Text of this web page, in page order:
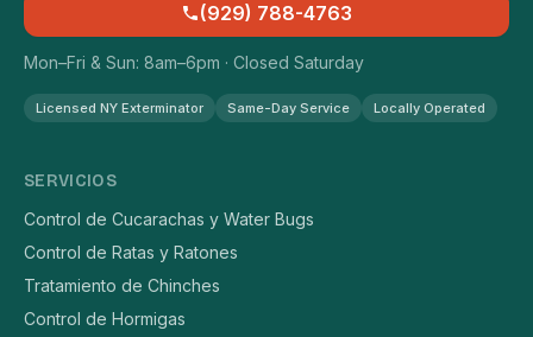
(929) 788-4763
Mon–Fri & Sun: 8am–6pm · Closed Saturday
Licensed NY Exterminator Same-Day Service Locally Operated
SERVICIOS
Control de Cucarachas y Water Bugs
Control de Ratas y Ratones
Tratamiento de Chinches
Control de Hormigas